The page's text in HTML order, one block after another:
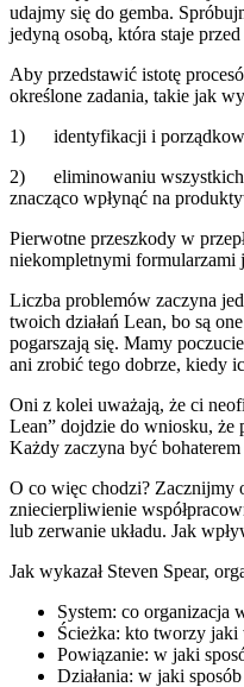
udajmy się do gemba.
jedyną osobą, która staje
Aby przedstawić istotę
określone zadania, takie jak
1) identyfikacji i
2) eliminowaniu wszystkich
znacząco wpłynąć na
Pierwotne przeszkody w
niekompletnymi formularzami
Liczba problemów zaczyna
twoich działań Lean, bo są
pogarszają się. Mamy
ani zrobić tego dobrze, kiedy
Oni z kolei uważają, że ci
Lean” dojdzie do wniosku, że
Każdy zaczyna być
O co więc chodzi? Zacznijmy
zniecierpliwienie
lub zerwanie układu. Jak
Jak wykazał Steven Spear,
System: co organizacja
Ścieżka: kto tworzy jaki
Powiązanie: w jaki
Działania: w jaki